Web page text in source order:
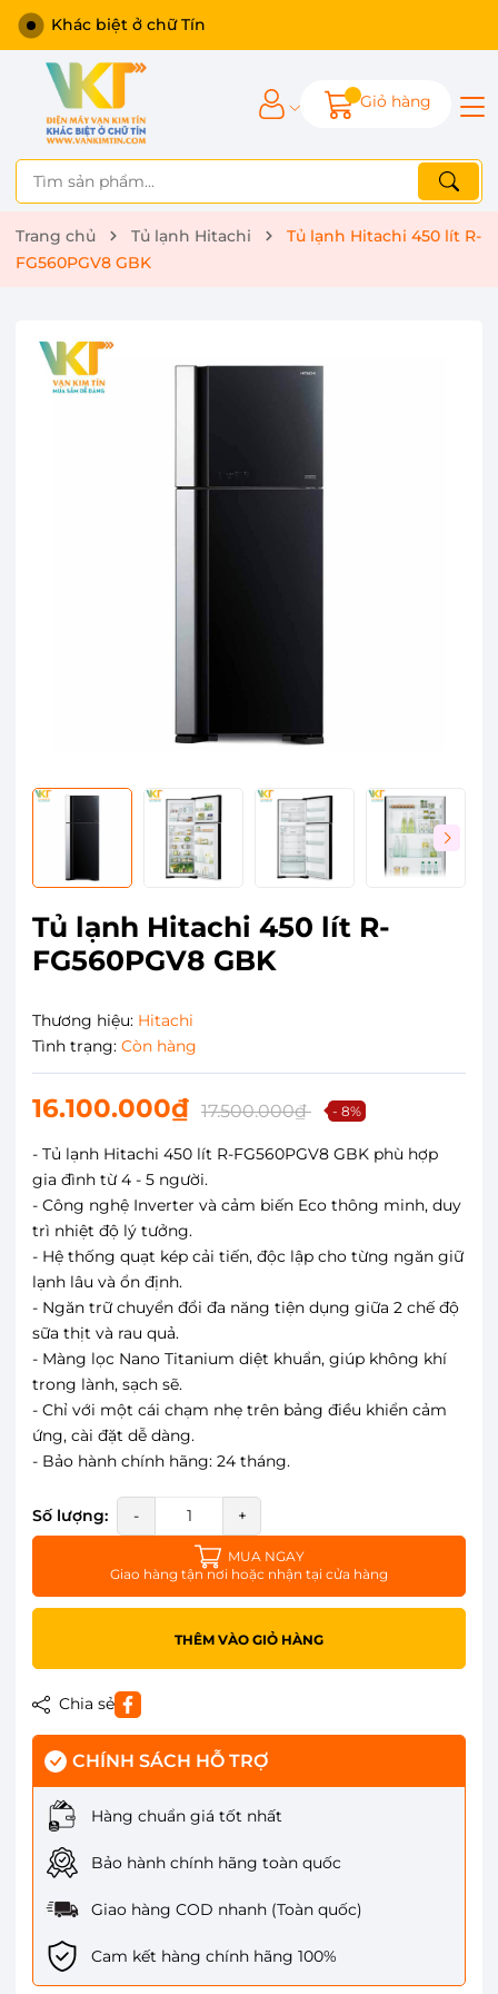
Khác biệt ở chữ Tín
Giỏ hàng
Trang chủ Tủ lạnh Hitachi
Tủ lạnh Hitachi 450 lít R-
FG560PGV8 GBK
Tủ lạnh Hitachi 450 lít R-
FG560PGV8 GBK
Thương hiệu: Hitachi
Tình trạng: Còn hàng
16.100.000₫ 17.500.000₫ - 8%
- Tủ lạnh Hitachi 450 lít R-FG560PGV8 GBK phù hợp
gia đình từ 4 - 5 người.
- Công nghệ Inverter và cảm biến Eco thông minh, duy
trì nhiệt độ lý tưởng.
- Hệ thống quạt kép cải tiến, độc lập cho từng ngăn giữ
lạnh lâu và ổn định.
- Ngăn trữ chuyển đổi đa năng tiện dụng giữa 2 chế độ
sữa thịt và rau quả.
- Màng lọc Nano Titanium diệt khuẩn, giúp không khí
trong lành, sạch sẽ.
- Chỉ với một cái chạm nhẹ trên bảng điều khiển cảm
ứng, cài đặt dễ dàng.
- Bảo hành chính hãng: 24 tháng.
Số lượng: - +
MUA NGAY
Giao hàng tận nơi hoặc nhận tại cửa hàng
THÊM VÀO GIỎ HÀNG
Chia sẻ
CHÍNH SÁCH HỖ TRỢ
Hàng chuẩn giá tốt nhất
Bảo hành chính hãng toàn quốc
Giao hàng COD nhanh (Toàn quốc)
Cam kết hàng chính hãng 100%